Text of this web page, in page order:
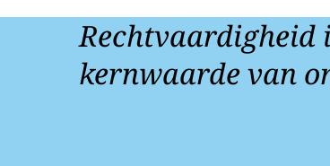
Rechtvaardigheid
kernwaarde van